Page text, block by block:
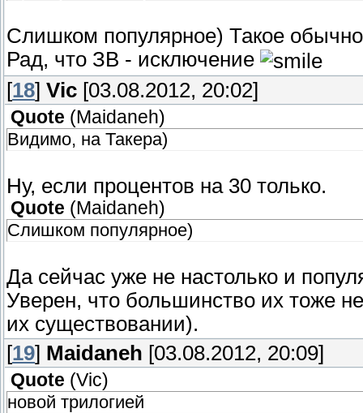
Слишком популярное) Такое
Рад, что ЗВ - исключение
[18] Vic [03.08.2012, 20:02]
Quote (Maidaneh)
Видимо, на Такера)
Ну, если процентов на 30 только.
Quote (Maidaneh)
Слишком популярное)
Да сейчас уже не настолько и
Уверен, что большинство их тоже
их существовании).
[19] Maidaneh [03.08.2012, 20:09]
Quote (Vic)
новой трилогией